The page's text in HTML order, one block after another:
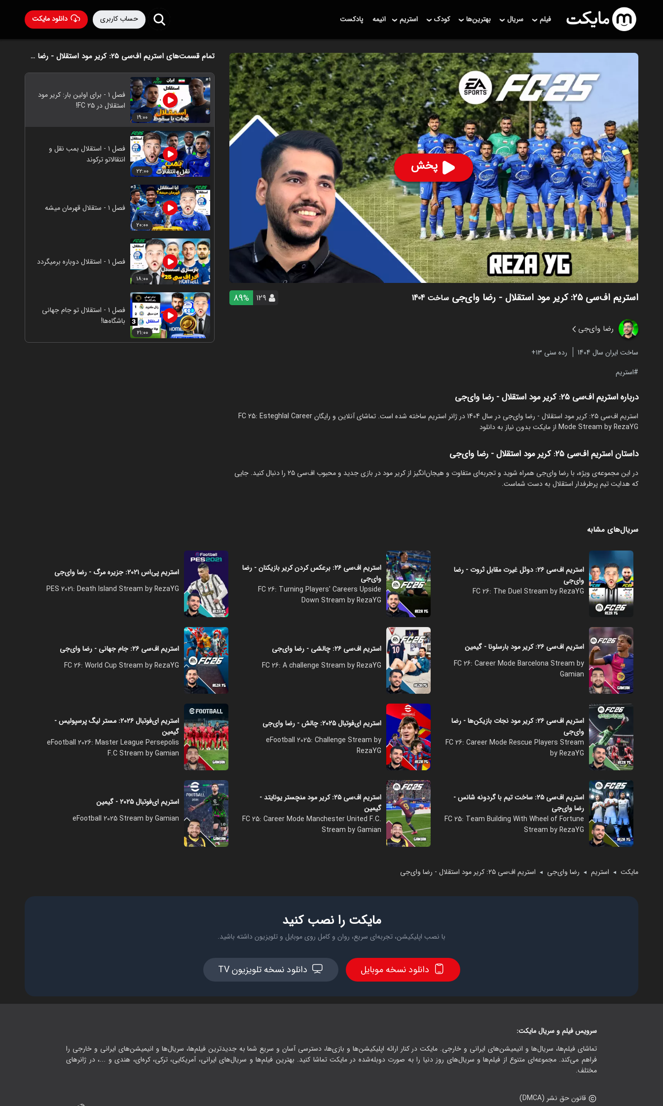
دانلود مایکت حساب کاربری فیلم سریال بهترین‌ها کودک استریم انیمه پادکست
پخش
استریم اف‌سی ۲۵: کریر مود استقلال - رضا وای‌جی ساخت 1404 ۱۲۹ 89%
رضا وای‌جی
ساخت ایران سال 1404
رده سنی ۱۳+
استریم
درباره استریم اف‌سی ۲۵: کریر مود استقلال - رضا وای‌جی
استریم اف‌سی ۲۵: کریر مود استقلال - رضا وای‌جی در سال 1404 در ژانر استریم ساخته شده است. تماشای آنلاین و رایگان FC 25: Esteghlal Career
Mode Stream by RezaYG از مایکت بدون نیاز به دانلود
داستان استریم اف‌سی ۲۵: کریر مود استقلال - رضا وای‌جی
‏در این مجموعه‌ی ویژه، با رضا وای‌جی همراه شوید و تجربه‌ای متفاوت و هیجان‌انگیز از کریر مود در بازی جدید و محبوب اف‌سی ۲۵ را دنبال کنید. جایی
که هدایت تیم پرطرفدار استقلال به دست شماست.
تمام قسمت‌های استریم اف‌سی ۲۵: کریر مود استقلال - رضا وای‌جی
۱۹:۰۰
فصل ۱ - برای اولین بار: کریر مود
استقلال در FC ۲۵!
۲۲:۰۰
فصل ۱ - استقلال بمب نقل و
انتقالاتو ترکوند
۲۰:۰۰
فصل ۱ - ستقلال قهرمان میشه
۱۸:۰۰
فصل ۱ - استقلال دوباره برمیگردد
۲۱:۰۰
فصل ۱ - استقلال تو جام جهانی
باشگاه‌ها!
سریال‌های مشابه
استریم اف‌سی ۲۶: دوئل غیرت مقابل ثروت - رضا
وای‌جی
FC 26: The Duel Stream by RezaYG
استریم اف‌سی ۲۶: برعکس کردن کریر بازیکنان - رضا
وای‌جی
FC 26: Turning Players' Careers Upside
Down Stream by RezaYG
استریم پی‌اس ۲۰۲۱: جزیره مرگ - رضا وای‌جی
PES 2021: Death Island Stream by RezaYG
استریم اف‌سی ۲۶: کریر مود بارسلونا - گیمین
FC 26: Career Mode Barcelona Stream by
Gamian
استریم اف‌سی ۲۶: چالشی - رضا وای‌جی
FC 26: A challenge Stream by RezaYG
استریم اف‌سی ۲۶: جام جهانی - رضا وای‌جی
FC 26: World Cup Stream by RezaYG
استریم اف‌سی ۲۶: کریر مود نجات بازیکن‌ها - رضا
وای‌جی
FC 26: Career Mode Rescue Players Stream
by RezaYG
استریم ای‌فوتبال ۲۰۲۵: چالش - رضا وای‌جی
eFootball 2025: Challenge Stream by
RezaYG
استریم ای‌فوتبال ۲۰۲۶: مستر لیگ پرسپولیس -
گیمین
eFootball 2026: Master League Persepolis
F.C Stream by Gamian
استریم اف‌سی ۲۵: ساخت تیم با گردونه شانس -
رضا وای‌جی
FC 25: Team Building With Wheel of Fortune
Stream by RezaYG
استریم اف‌سی ۲۵: کریر مود منچستر یونایتد -
گیمین
FC 25: Career Mode Manchester United F.C.
Stream by Gamian
استریم ای‌فوتبال ۲۰۲۵ - گیمین
eFootball 2025 Stream by Gamian
مایکت ◄ استریم ◄ رضا وای‌جی ◄ استریم اف‌سی ۲۵: کریر مود استقلال - رضا وای‌جی
مایکت را نصب کنید
با نصب اپلیکیشن، تجربه‌ای سریع، روان و کامل روی موبایل و تلویزیون داشته باشید.
دانلود نسخه موبایل دانلود نسخه تلویزیون TV
سرویس فیلم و سریال مایکت:
تماشای فیلم‌ها، سریال‌ها و انیمیشن‌های ایرانی و خارجی. مایکت در کنار ارائه اپلیکیشن‌ها و بازی‌ها، دسترسی آسان و سریع شما به جدیدترین فیلم‌ها، سریال‌ها و انیمیشن‌های ایرانی و خارجی را
فراهم می‌کند. مجموعه‌ای متنوع از فیلم‌ها و سریال‌های روز دنیا را به صورت دوبله‌شده در مایکت تماشا کنید. بهترین فیلم‌ها و سریال‌های ایرانی، آمریکایی، ترکی، کره‌ای، هندی و ...، در ژانرهای
مختلف.
قانون حق نشر (DMCA)